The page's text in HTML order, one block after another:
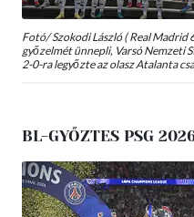
Fotó/ Szokodi László ( Real Madrid
győzelmét ünnepli, Varsó Nemzeti
2-0-ra legyőzte az olasz Atalanta
BL-GYŐZTES PSG